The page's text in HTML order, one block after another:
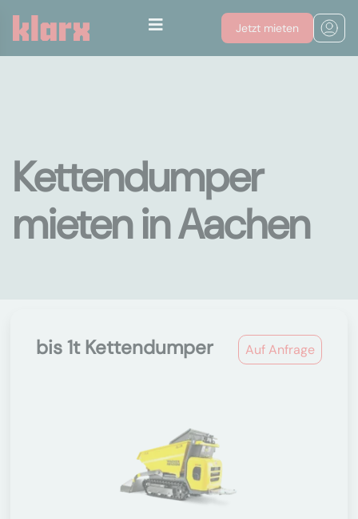
Jetzt mieten
Kettendumper
mieten in Aachen
Auf Anfrage
bis 1t Kettendumper